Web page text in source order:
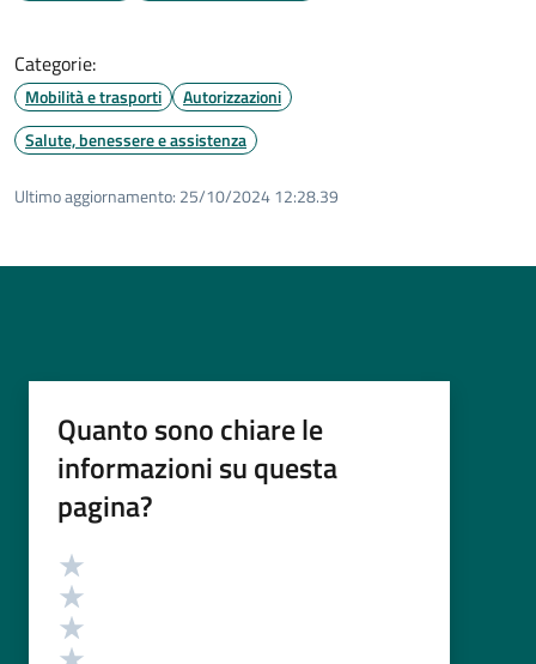
Categorie:
Mobilità e trasporti
Autorizzazioni
Salute, benessere e assistenza
Ultimo aggiornamento: 25/10/2024 12:28.39
Quanto sono chiare le
informazioni su questa
pagina?
Valutazione